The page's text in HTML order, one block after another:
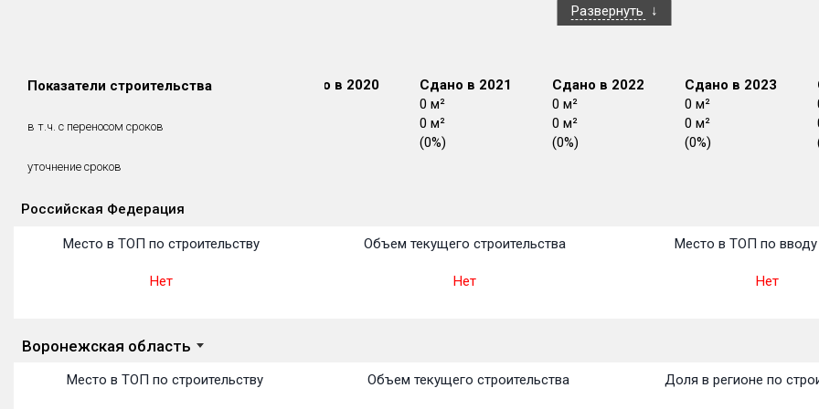
Развернуть
Показатели строительства
в т.ч. с переносом сроков
уточнение сроков
Сдано в 2018
0 м²
Сдано в 2019
0 м²
Сдано в 2020
Сдано в 2021
0 м²
0 м²
(0%)
Сдано в 2022
0 м²
0 м²
(0%)
Сдано в 2023
0 м²
0 м²
(0%)
Российская Федерация
Место в ТОП по строительству
Нет
Объем текущего строительства
Нет
Место в ТОП по
Нет
Воронежская область
Место в ТОП по строительству Объем текущего строительства Доля в регионе по